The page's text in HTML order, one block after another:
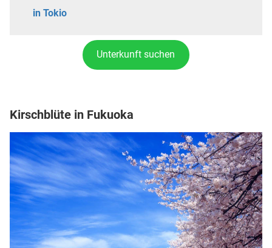
in Tokio
Unterkunft suchen
Kirschblüte in Fukuoka